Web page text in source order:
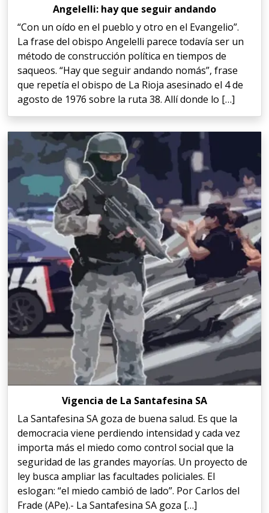
Angelelli: hay que seguir andando
“Con un oído en el pueblo y otro en el Evangelio”.
La frase del obispo Angelelli parece todavía ser un
método de construcción política en tiempos de
saqueos. “Hay que seguir andando nomás”, frase
que repetía el obispo de La Rioja asesinado el 4 de
agosto de 1976 sobre la ruta 38. Allí donde lo […]
Vigencia de La Santafesina SA
La Santafesina SA goza de buena salud. Es que la
democracia viene perdiendo intensidad y cada vez
importa más el miedo como control social que la
seguridad de las grandes mayorías. Un proyecto de
ley busca ampliar las facultades policiales. El
eslogan: “el miedo cambió de lado”. Por Carlos del
Frade (APe).- La Santafesina SA goza […]